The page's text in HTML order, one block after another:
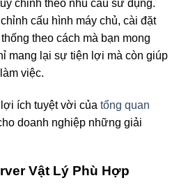
chỉnh theo nhu cầu sử dụng.
cấu hình máy chủ, cài đặt
theo cách mà bạn mong
mang lại sự tiện lợi mà còn giúp
việc.
ích tuyệt vời của tổng quan
doanh nghiệp những giải
Vật Lý Phù Hợp